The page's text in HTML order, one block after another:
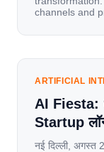
channels and
mobile data,
has become a
ARTIFICIAL
AI Fiesta:
Startup
नई दिल्ली, अगस्त